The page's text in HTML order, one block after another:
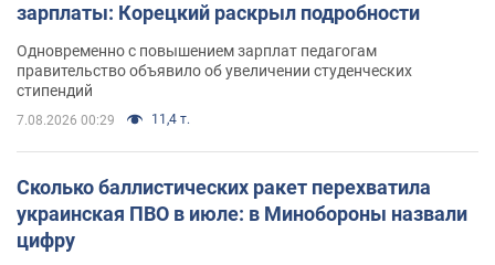
зарплаты: Корецкий раскрыл подробности
Одновременно с повышением зарплат педагогам
правительство объявило об увеличении студенческих
стипендий
7.08.2026 00:29 11,4 т.
Сколько баллистических ракет перехватила
украинская ПВО в июле: в Минобороны назвали
цифру